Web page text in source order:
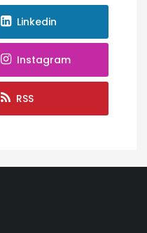
Linkedin
Instagram
RSS